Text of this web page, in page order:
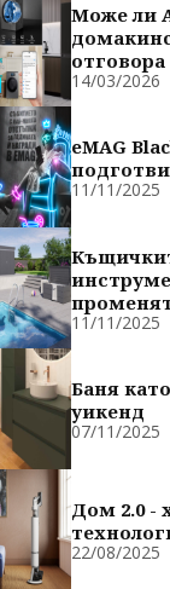
Може ли
отговора
14/03/2026
eMAG
11/11/2025
11/11/2025
Баня
уикенд
07/11/2025
Дом 2.0 -
22/08/2025